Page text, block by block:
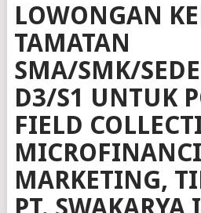
LOWONGAN
TAMATAN
SMA/SMK/
D3/S1 UNTUK
FIELD
MARKETING,